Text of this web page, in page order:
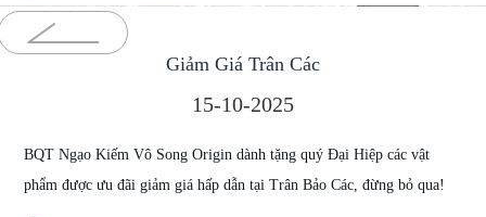
Giảm Giá Trân Các
15-10-2025
BQT Ngạo Kiếm Vô Song Origin dành tặng quý Đại Hiệp các vật
phẩm được ưu đãi giảm giá hấp dẫn tại Trân Bảo Các, đừng bỏ qua!